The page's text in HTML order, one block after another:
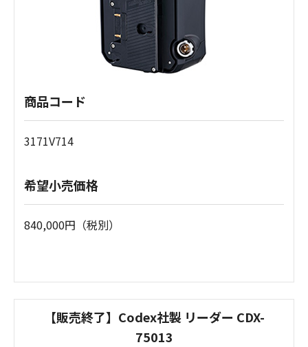
商品コード
3171V714
希望小売価格
840,000円（税別）
【販売終了】Codex社製 リーダー CDX-
75013